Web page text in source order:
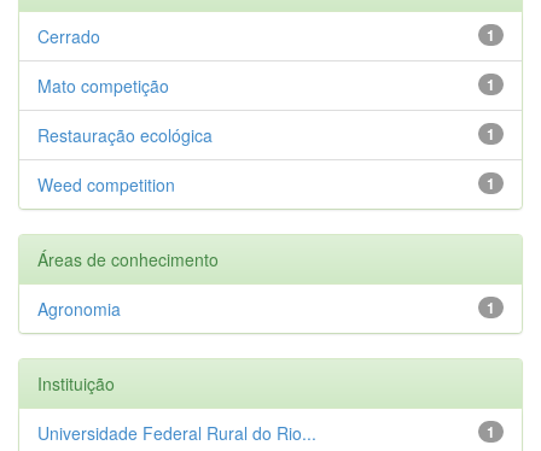
1
Cerrado
1
Mato competição
1
Restauração ecológica
1
Weed competition
Áreas de conhecimento
1
Agronomia
Instituição
1
Universidade Federal Rural do Rio...